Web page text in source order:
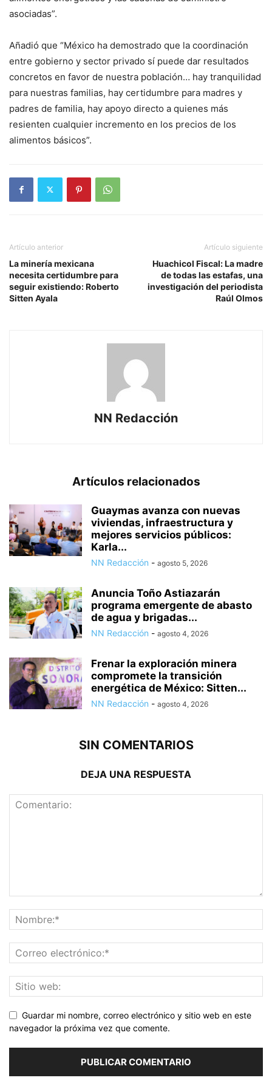
asociadas”.
Añadió que “México ha demostrado que la coordinación
entre gobierno y sector privado sí puede dar resultados
concretos en favor de nuestra población… hay tranquilidad
para nuestras familias, hay certidumbre para madres y
padres de familia, hay apoyo directo a quienes más
resienten cualquier incremento en los precios de los
alimentos básicos”.
Artículo anterior
La minería mexicana
necesita certidumbre para
seguir existiendo: Roberto
Sitten Ayala
Artículo siguiente
Huachicol Fiscal: La madre
de todas las estafas, una
investigación del periodista
Raúl Olmos
NN Redacción
Artículos relacionados
Guaymas avanza con nuevas
viviendas, infraestructura y
mejores servicios públicos:
Karla...
NN Redacción - agosto 5, 2026
Anuncia Toño Astiazarán
programa emergente de abasto
de agua y brigadas...
NN Redacción - agosto 4, 2026
Frenar la exploración minera
compromete la transición
energética de México: Sitten...
NN Redacción - agosto 4, 2026
SIN COMENTARIOS
DEJA UNA RESPUESTA
Guardar mi nombre, correo electrónico y sitio web en este
navegador la próxima vez que comente.